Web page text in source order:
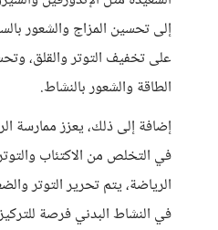
إلى تحسين المزاج والشعور
على تخفيف التوتر والقلق،
الطاقة والشعور بالنشاط.
إضافة إلى ذلك، يعزز ممارسة
في التخلص من الاكتئاب
الرياضة، يتم تحرير التوتر
في النشاط البدني فرصة